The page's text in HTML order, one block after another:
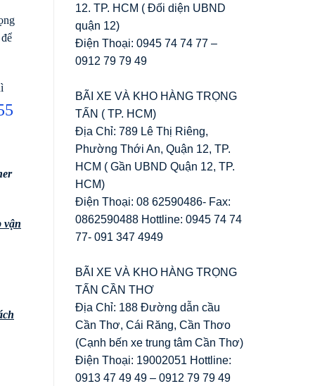
vận
12. TP. HCM ( Đối diện UBND
quận 12)
Điện Thoại: 0945 74 74 77 –
0912 79 79 49
BÃI XE VÀ KHO HÀNG TRỌNG
TẤN ( TP. HCM)
Địa Chỉ: 789 Lê Thị Riêng,
Phường Thới An, Quận 12, TP.
HCM ( Gần UBND Quận 12, TP.
HCM)
Điện Thoại: 08 62590486- Fax:
0862590488 Hottline: 0945 74 74
77- 091 347 4949
BÃI XE VÀ KHO HÀNG TRỌNG
TẤN CẦN THƠ
Địa Chỉ: 188 Đường dẫn cầu
Cần Thơ, Cái Răng, Cần Thơo
(Cạnh bến xe trung tâm Cần Thơ)
Điện Thoại: 19002051 Hottline:
0913 47 49 49 – 0912 79 79 49